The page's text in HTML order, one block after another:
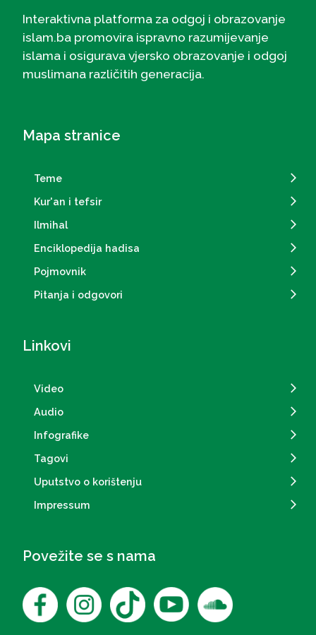
Interaktivna platforma za odgoj i obrazovanje
islam.ba promovira ispravno razumijevanje
islama i osigurava vjersko obrazovanje i odgoj
muslimana različitih generacija.
Mapa stranice
Teme
Kur'an i tefsir
Ilmihal
Enciklopedija hadisa
Pojmovnik
Pitanja i odgovori
Linkovi
Video
Audio
Infografike
Tagovi
Uputstvo o korištenju
Impressum
Povežite se s nama